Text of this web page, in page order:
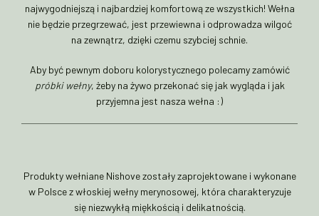
najwygodniejszą i najbardziej komfortową ze wszystkich! Wełna
nie będzie przegrzewać, jest przewiewna i odprowadza wilgoć
na zewnątrz, dzięki czemu szybciej schnie.
Aby być pewnym doboru kolorystycznego polecamy zamówić
próbki wełny, żeby na żywo przekonać się jak wygląda i jak
przyjemna jest nasza wełna :)
Produkty wełniane Nishove zostały zaprojektowane i wykonane
w Polsce z włoskiej wełny merynosowej, która charakteryzuje
się niezwykłą miękkością i delikatnością.